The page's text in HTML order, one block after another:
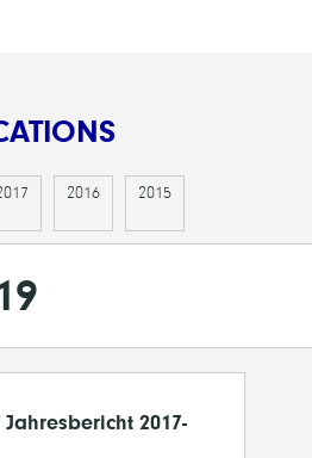
2016 2015
Jahresbericht 2017-